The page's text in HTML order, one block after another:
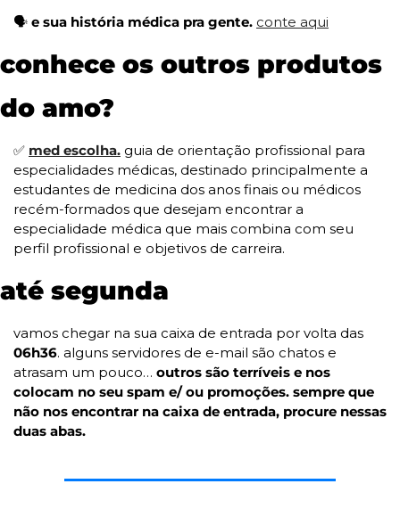
🗣️ e sua história médica pra gente. conte aqui
conhece os outros produtos
do amo?
✅ med escolha. guia de orientação profissional para
especialidades médicas, destinado principalmente a
estudantes de medicina dos anos finais ou médicos
recém-formados que desejam encontrar a
especialidade médica que mais combina com seu
perfil profissional e objetivos de carreira.
até segunda
06h36. alguns servidores de e-mail são chatos e
atrasam um pouco… outros são terríveis e nos
colocam no seu spam e/ ou promoções. sempre que
não nos encontrar na caixa de entrada, procure nessas
duas abas.